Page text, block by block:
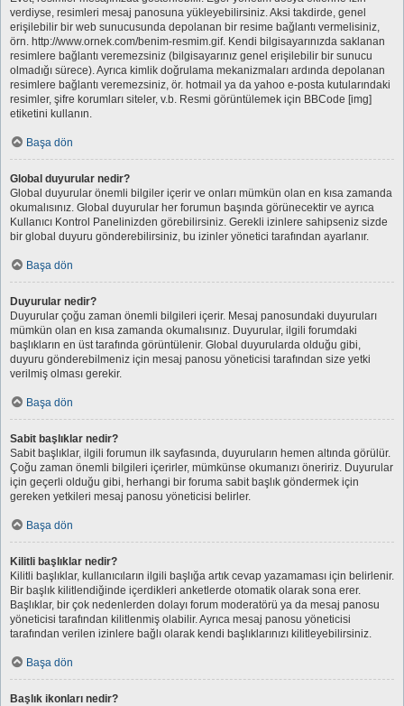
verdiyse, resimleri mesaj panosuna yükleyebilirsiniz. Aksi takdirde, genel
erişilebilir bir web sunucusunda depolanan bir resime bağlantı vermelisiniz,
örn. http://www.ornek.com/benim-resmim.gif. Kendi bilgisayarınızda saklanan
resimlere bağlantı veremezsiniz (bilgisayarınız genel erişilebilir bir sunucu
olmadığı sürece). Ayrıca kimlik doğrulama mekanizmaları ardında depolanan
resimlere bağlantı veremezsiniz, ör. hotmail ya da yahoo e-posta kutularındaki
resimler, şifre korumları siteler, v.b. Resmi görüntülemek için BBCode [img]
etiketini kullanın.
Başa dön
Global duyurular nedir?
Global duyurular önemli bilgiler içerir ve onları mümkün olan en kısa zamanda
okumalısınız. Global duyurular her forumun başında görünecektir ve ayrıca
Kullanıcı Kontrol Panelinizden görebilirsiniz. Gerekli izinlere sahipseniz sizde
bir global duyuru gönderebilirsiniz, bu izinler yönetici tarafından ayarlanır.
Başa dön
Duyurular nedir?
Duyurular çoğu zaman önemli bilgileri içerir. Mesaj panosundaki duyuruları
mümkün olan en kısa zamanda okumalısınız. Duyurular, ilgili forumdaki
başlıkların en üst tarafında görüntülenir. Global duyurularda olduğu gibi,
duyuru gönderebilmeniz için mesaj panosu yöneticisi tarafından size yetki
verilmiş olması gerekir.
Başa dön
Sabit başlıklar nedir?
Sabit başlıklar, ilgili forumun ilk sayfasında, duyuruların hemen altında görülür.
Çoğu zaman önemli bilgileri içerirler, mümkünse okumanızı öneririz. Duyurular
için geçerli olduğu gibi, herhangi bir foruma sabit başlık göndermek için
gereken yetkileri mesaj panosu yöneticisi belirler.
Başa dön
Kilitli başlıklar nedir?
Kilitli başlıklar, kullanıcıların ilgili başlığa artık cevap yazamaması için belirlenir.
Bir başlık kilitlendiğinde içerdikleri anketlerde otomatik olarak sona erer.
Başlıklar, bir çok nedenlerden dolayı forum moderatörü ya da mesaj panosu
yöneticisi tarafından kilitlenmiş olabilir. Ayrıca mesaj panosu yöneticisi
tarafından verilen izinlere bağlı olarak kendi başlıklarınızı kilitleyebilirsiniz.
Başa dön
Başlık ikonları nedir?